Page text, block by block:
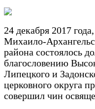
24 декабря 2017
Михаило-
района состоялось
благословению
Липецкого и
церковного округа
совершил чин